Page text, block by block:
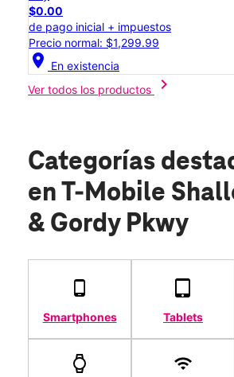
$0.00
de pago inicial + impuestos
Precio normal: $1,299.99
location_on En existencia
Ver todos los productos
chevron_right
Categorías
en T-Mobile
& Gordy Pkwy
Smartphones Tablets